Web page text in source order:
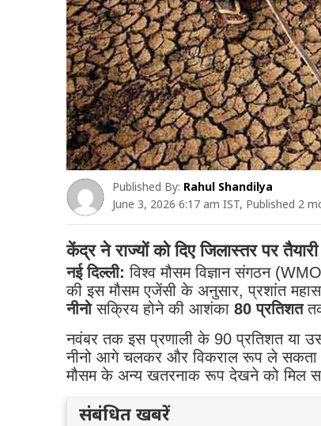
Published By: Rahul Shandilya
June 3, 2026 6:17 am IST, Published 2
केंद्र ने राज्यों को दिए जिलास्तर पर
नई दिल्ली: विश्व मौसम विज्ञान संगठन
की इस मौसम एजेंसी के अनुसार, प्रशांत
नीनोसक्रिय होने की आशंका 80 प्रतिशत
नवंबर तक इस प्रणाली के 90 प्रतिशत या
नीनो आगे चलकर और विकराल रूप ले सकता
मौसम के अन्य खतरनाक रूप देखने को मिल
संबंधित खबरें